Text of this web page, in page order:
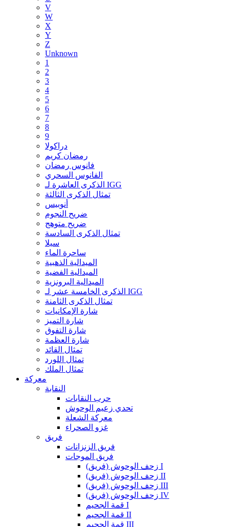
V
W
X
Y
Z
Unknown
1
2
3
4
5
6
7
8
9
دراكولا
رمضان كريم
فانوس رمضان
الفانوس السحري
الذكرى العاشرة لـ IGG
تمثال الذكرى الثالثة
أنوبيس
ضريح النجوم
ضريح متوهج
تمثال الذكرى السادسة
سيلا
ساحرة الماء
الميدالية الذهبية
الميدالية الفضية
الميدالية البرونزية
الذكرى الخامسة عشر لـ IGG
تمثال الذكرى الثامنة
شارة الإمكانيات
شارة التميز
شارة التفوق
شارة العظمة
تمثال القائد
تمثال اللورد
تمثال الملك
معركة
النقابة
حرب النقابات
تحدي زعيم الوحوش
معركة الشعلة
غزو الصحراء
فريق
فريق الزنزانات
فريق الموجات
زحف الوحوش (فريق) I
زحف الوحوش (فريق) II
زحف الوحوش (فريق) III
زحف الوحوش (فريق) IV
قمة الجحيم I
قمة الجحيم II
قمة الجحيم III